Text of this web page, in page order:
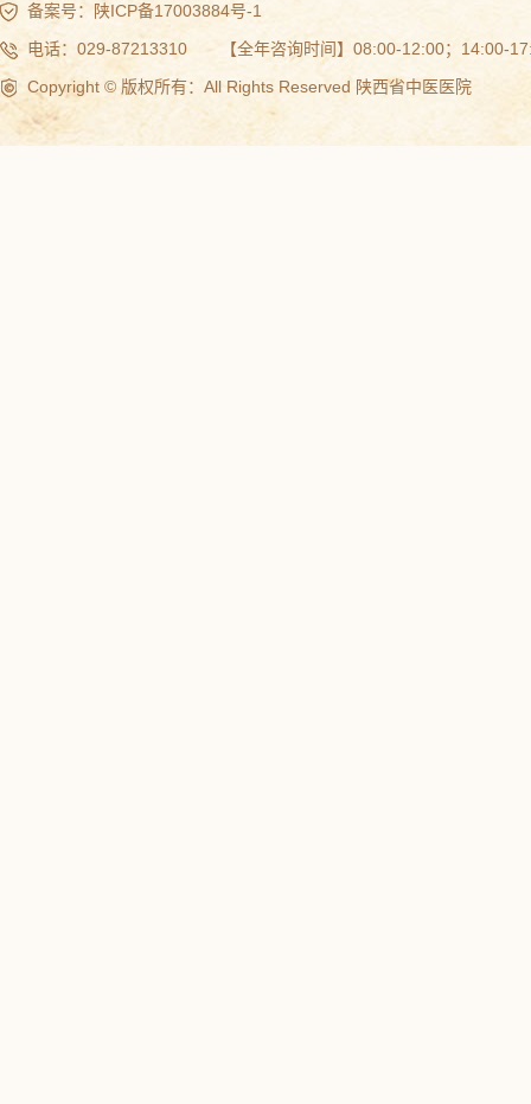
备案号：
陕ICP备17003884号-1
电话：029-87213310 【全年咨询时间】08:00-12:00；14:00-
Copyright © 版权所有：All Rights Reserved 陕西省中医医院